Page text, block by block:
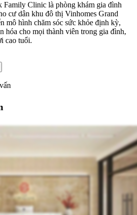
Family Clinic là phòng khám gia đình
cư dân khu đô thị Vinhomes Grand
mô hình chăm sóc sức khỏe định kỳ,
hóa cho mọi thành viên trong gia đình,
cao tuổi.